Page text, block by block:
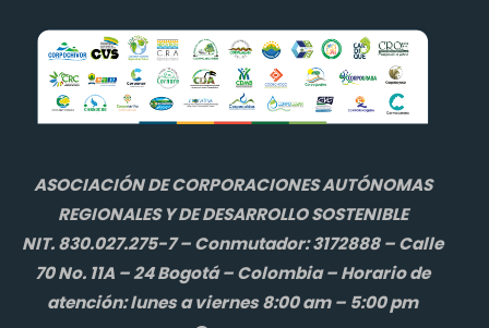
ASOCIACIÓN DE CORPORACIONES AUTÓNOMAS
REGIONALES Y DE DESARROLLO SOSTENIBLE
NIT. 830.027.275-7 – Conmutador: 3172888 – Calle
70 No. 11A – 24 Bogotá – Colombia – Horario de
atención: lunes a viernes 8:00 am – 5:00 pm